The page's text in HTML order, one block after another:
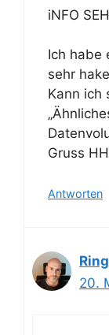
iNFO
Ich habe
sehr
Kann ich
Gruss
Antworten
20.